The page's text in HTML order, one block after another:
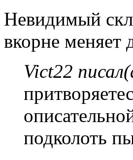
Невидимый
вкорне меняет
Vict22
подколоть